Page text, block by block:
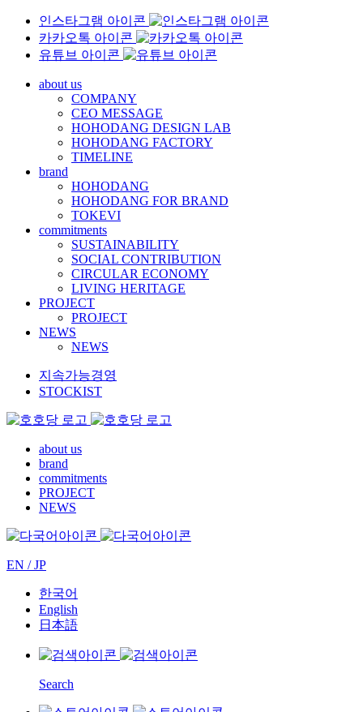
인스타그램 아이콘
카카오톡 아이콘
유튜브 아이콘
about us
COMPANY
CEO MESSAGE
HOHODANG DESIGN LAB
HOHODANG FACTORY
TIMELINE
brand
HOHODANG
HOHODANG FOR BRAND
TOKEVI
commitments
SUSTAINABILITY
SOCIAL CONTRIBUTION
CIRCULAR ECONOMY
LIVING HERITAGE
PROJECT
PROJECT
NEWS
NEWS
지속가능경영
STOCKIST
about us
brand
commitments
PROJECT
NEWS
EN / JP
한국어
English
日本語
Search